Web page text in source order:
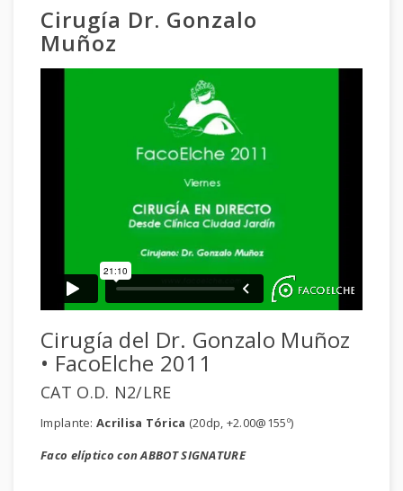
Cirugía Dr. Gonzalo
Muñoz
Cirugía del Dr. Gonzalo Muñoz
• FacoElche 2011
CAT O.D. N2/LRE
Implante: Acrilisa Tórica (20dp, +2.00@155º)
Faco elíptico con ABBOT SIGNATURE